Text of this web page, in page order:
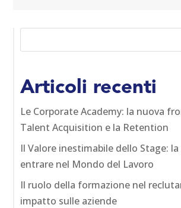
Articoli recenti
Le Corporate Academy: la nuova
Talent Acquisition e la Retention
Il Valore inestimabile dello Stage:
entrare nel Mondo del Lavoro
Il ruolo della formazione nel
impatto sulle aziende